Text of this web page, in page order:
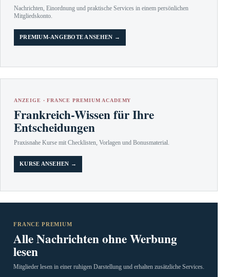
Nachrichten, Einordnung und praktische Services in einem persönlichen
Mitgliedskonto.
PREMIUM-ANGEBOTE ANSEHEN →
ANZEIGE · FRANCE PREMIUM ACADEMY
Frankreich-Wissen für Ihre
Entscheidungen
Praxisnahe Kurse mit Checklisten, Vorlagen und Bonusmaterial.
KURSE ANSEHEN →
FRANCE PREMIUM
Alle Nachrichten ohne Werbung
lesen
Mitglieder lesen in einer ruhigen Darstellung und erhalten zusätzliche Services.